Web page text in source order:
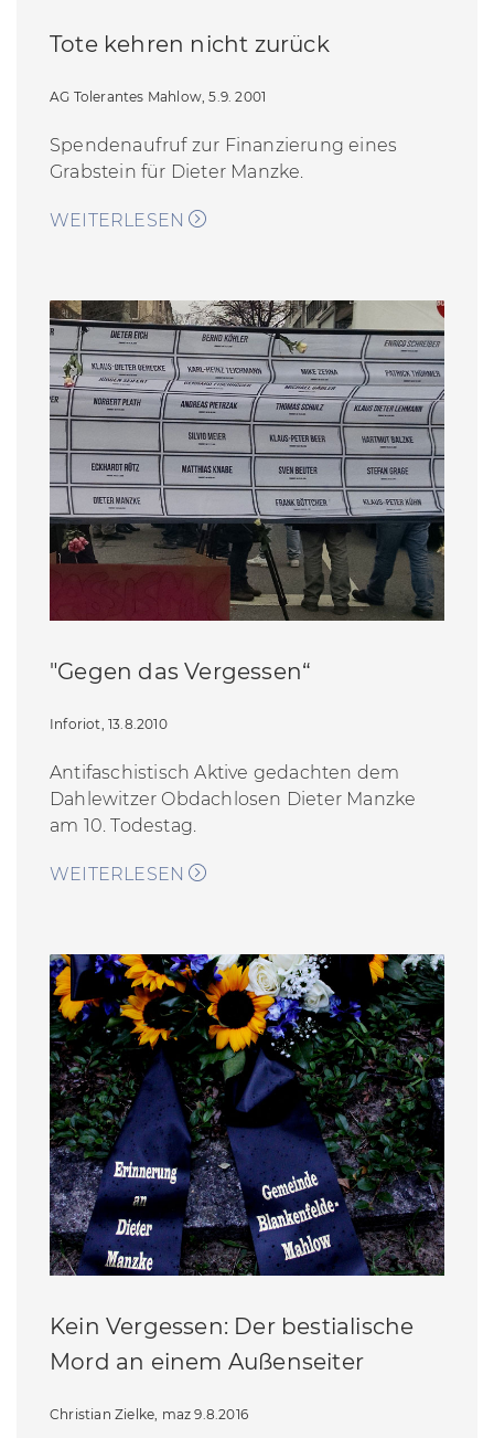
Tote kehren nicht zurück
AG Tolerantes Mahlow, 5.9. 2001
Spendenaufruf zur Finanzierung eines
Grabstein für Dieter Manzke.
WEITERLESEN
"Gegen das Vergessen“
Inforiot, 13.8.2010
Antifaschistisch Aktive gedachten dem
Dahlewitzer Obdachlosen Dieter Manzke
am 10. Todestag.
WEITERLESEN
Kein Vergessen: Der bestialische
Mord an einem Außenseiter
Christian Zielke, maz 9.8.2016